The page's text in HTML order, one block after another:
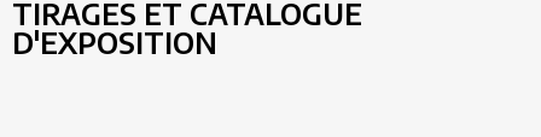
TIRAGES ET CATALOGUE
D'EXPOSITION